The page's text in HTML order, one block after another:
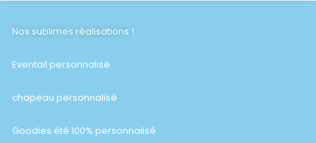
Nos sublimes réalisations !
Eventail personnalisé
chapeau personnalisé
Goodies été 100% personnalisé